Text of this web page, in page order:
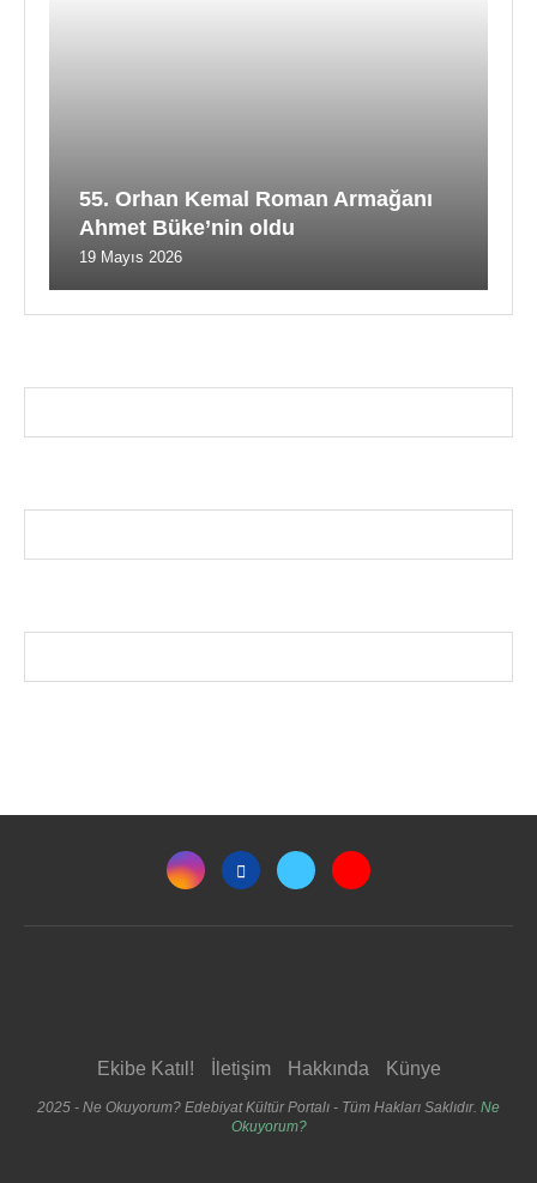
55. Orhan Kemal Roman Armağanı
Ahmet Büke’nin oldu
19 Mayıs 2026
Ekibe Katıl! İletişim Hakkında Künye
2025 - Ne Okuyorum? Edebiyat Kültür Portalı - Tüm Hakları Saklıdır. Ne
Okuyorum?